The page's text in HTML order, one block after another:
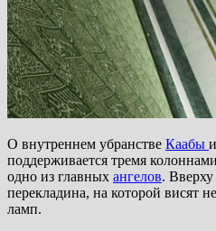
О внутреннем убранстве Каабы
поддерживается тремя
одно из главных ангелов.
перекладина, на которой висят
ламп.